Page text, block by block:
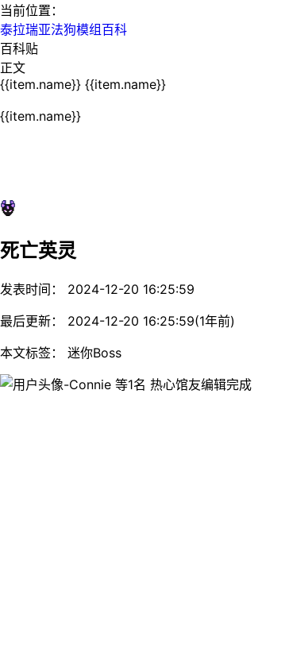
当前位置：
泰拉瑞亚法狗模组百科
百科贴
正文
{{item.name}} {{item.name}}
{{item.name}}
死亡英灵
发表时间： 2024-12-20 16:25:59
最后更新： 2024-12-20 16:25:59(1年前)
本文标签： 迷你Boss
等1名 热心馆友编辑完成